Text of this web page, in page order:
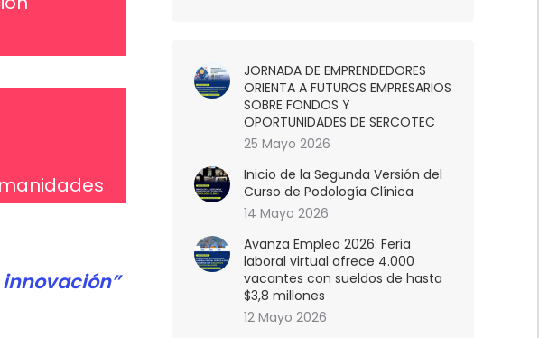
JORNADA DE EMPRENDEDORES
ORIENTA A FUTUROS EMPRESARIOS
SOBRE FONDOS Y
OPORTUNIDADES DE SERCOTEC
25 Mayo 2026
Inicio de la Segunda Versión del
Curso de Podología Clínica
14 Mayo 2026
Avanza Empleo 2026: Feria
laboral virtual ofrece 4.000
vacantes con sueldos de hasta
$3,8 millones
12 Mayo 2026